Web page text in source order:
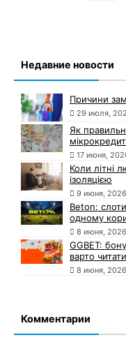
Недавние новости
Причини
29 июля,
Як
17 июня,
Коли літні
ізоляцією
9 июня, 2026
Beton:
одному
8 июня, 2026
GGBET:
варто
8 июня, 2026
Комментарии